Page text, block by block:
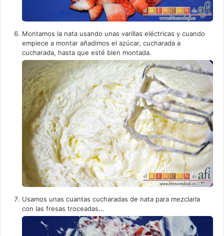
Montamos la nata usando unas varillas eléctricas y cuando
empiece a montar añadimos el azúcar, cucharada a
cucharada, hasta que esté bien montada.
Usamos unas cuantas cucharadas de nata para mezclarla
con las fresas troceadas...